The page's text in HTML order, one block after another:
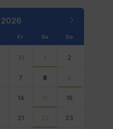
2026
Fr Sa So
31 1 2
7 8 9
14 15 16
21 22 23